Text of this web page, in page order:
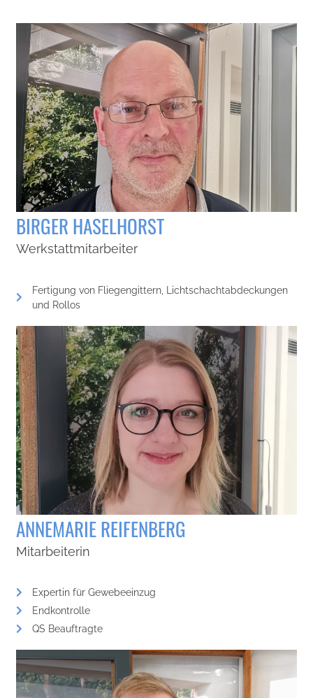
BIRGER HASELHORST
Werkstattmitarbeiter
Fertigung von Fliegengittern, Lichtschachtabdeckungen
und Rollos
ANNEMARIE REIFENBERG
Mitarbeiterin
Expertin für Gewebeeinzug
Endkontrolle
QS Beauftragte